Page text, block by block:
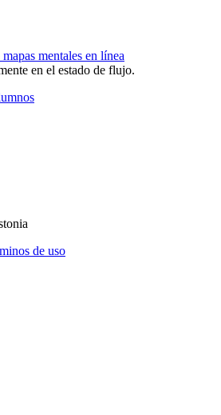
mentales en línea
en el estado de flujo.
de uso